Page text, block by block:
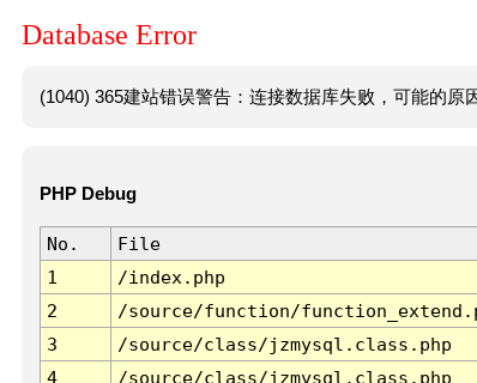
Database Error
(1040) 365建站错误警告：连接数据库失败，可能的原
PHP Debug
No. File
1
/index.php
2
/source/function/
3
/source/class/jzmysql.class.php
4
/source/class/jzmysql.class.php